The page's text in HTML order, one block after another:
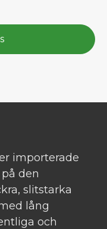
importerade
den
slitstarka
lång
och